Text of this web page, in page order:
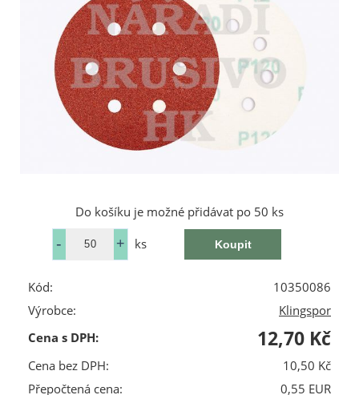
Do košíku je možné přidávat po 50 ks
ks
Kód:
10350086
Výrobce:
Klingspor
Cena s DPH:
12,70 Kč
Cena bez DPH:
10,50 Kč
Přepočtená cena:
0,55 EUR